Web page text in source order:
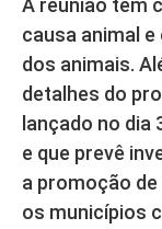
A reunião tem
causa animal
dos animais.
detalhes do
lançado no dia
e que prevê
a promoção
os municípios